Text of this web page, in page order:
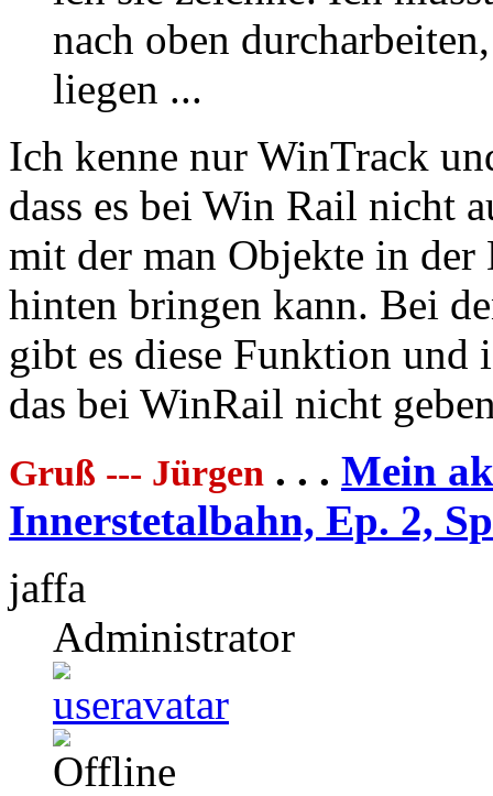
nach oben
liegen ...
Ich kenne nur WinTrack
dass es bei Win Rail nicht
mit der man Objekte in der
hinten bringen kann. Bei
gibt es diese Funktion und
das bei WinRail nicht
Gruß --- Jürgen . . . Mein
Innerstetalbahn, Ep. 2,
jaffa
Administrator